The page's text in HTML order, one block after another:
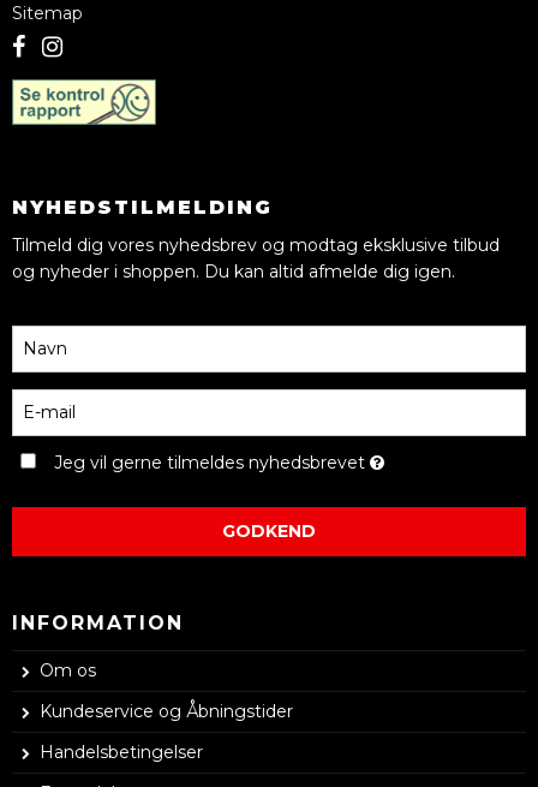
Sitemap
NYHEDSTILMELDING
Tilmeld dig vores nyhedsbrev og modtag eksklusive tilbud
og nyheder i shoppen. Du kan altid afmelde dig igen.
Jeg vil gerne tilmeldes nyhedsbrevet
GODKEND
INFORMATION
Om os
Kundeservice og Åbningstider
Handelsbetingelser